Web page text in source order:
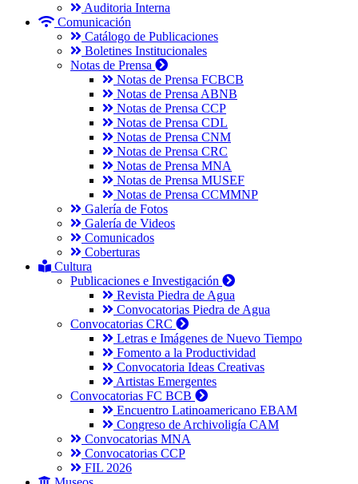
Auditoria Interna
Comunicación
Catálogo de Publicaciones
Boletines Institucionales
Notas de Prensa
Notas de Prensa FCBCB
Notas de Prensa ABNB
Notas de Prensa CCP
Notas de Prensa CDL
Notas de Prensa CNM
Notas de Prensa CRC
Notas de Prensa MNA
Notas de Prensa MUSEF
Notas de Prensa CCMMNP
Galería de Fotos
Galería de Videos
Comunicados
Coberturas
Cultura
Publicaciones e Investigación
Revista Piedra de Agua
Convocatorias Piedra de Agua
Convocatorias CRC
Letras e Imágenes de Nuevo Tiempo
Fomento a la Productividad
Convocatoria Ideas Creativas
Artistas Emergentes
Convocatorias FC BCB
Encuentro Latinoamericano EBAM
Congreso de Archivoligía CAM
Convocatorias MNA
Convocatorias CCP
FIL 2026